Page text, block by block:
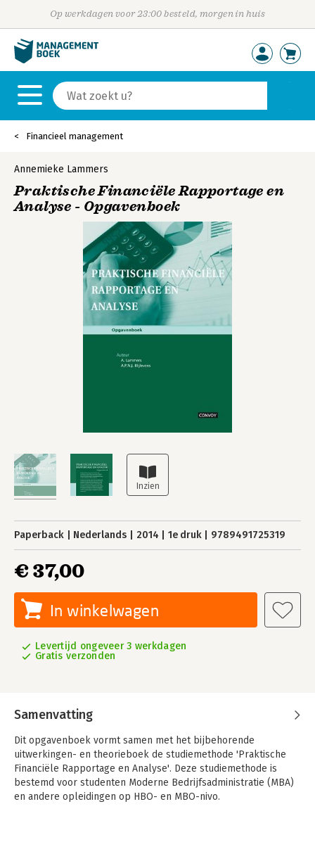
Op werkdagen voor 23:00 besteld, morgen in huis
Financieel management
Annemieke Lammers
Praktische Financiële Rapportage en
Analyse - Opgavenboek
Paperback Nederlands 2014 1e druk 9789491725319
€ 37,00
In winkelwagen
Levertijd ongeveer 3 werkdagen
Gratis verzonden
Samenvatting
Dit opgavenboek vormt samen met het bijbehorende
uitwerkingen- en theorieboek de studiemethode 'Praktische
Financiële Rapportage en Analyse'. Deze studiemethode is
bestemd voor studenten Moderne Bedrijfsadministratie (MBA)
en andere opleidingen op HBO- en MBO-nivo.